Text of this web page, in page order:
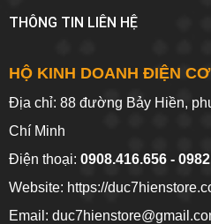
THÔNG TIN LIÊN HỆ
HỘ KINH DOANH ĐIỆN
Địa chỉ: 88 đường Bảy Hiền,
Chí Minh
Điện thoại: 0908.416.656 -
Website: https://
Email: